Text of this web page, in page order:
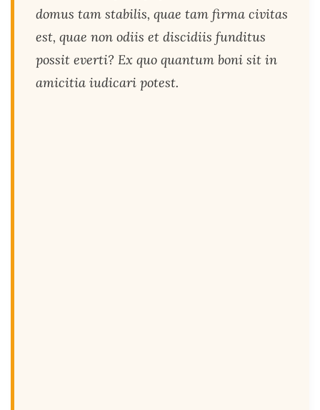
domus tam stabilis, quae tam firma civitas
est, quae non odiis et discidiis funditus
possit everti? Ex quo quantum boni sit in
amicitia iudicari potest.